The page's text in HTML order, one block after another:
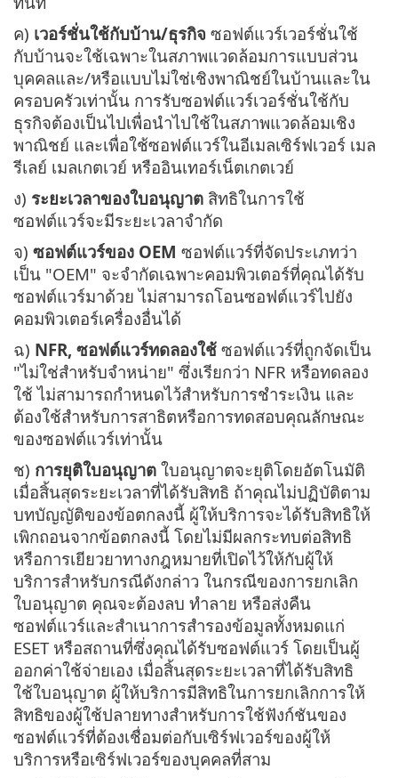
ค) เวอร์ชั่นใช้กับบ้าน/ธุรกิจ ซอฟต์แวร์เวอร์ชั่นใช้
กับบ้านจะใช้เฉพาะในสภาพแวดล้อมการแบบส่วน
บุคคลและ/หรือแบบไม่ใช่เชิงพาณิชย์ในบ้านและใน
ครอบครัวเท่านั้น การรับซอฟต์แวร์เวอร์ชั่นใช้กับ
ธุรกิจต้องเป็นไปเพื่อนำไปใช้ในสภาพแวดล้อมเชิง
พาณิชย์ และเพื่อใช้ซอฟต์แวร์ในอีเมลเซิร์ฟเวอร์ เมล
รีเลย์ เมลเกตเวย์ หรืออินเทอร์เน็ตเกตเวย์
ง) ระยะเวลาของใบอนุญาต สิทธิในการใช้
ซอฟต์แวร์จะมีระยะเวลาจำกัด
จ) ซอฟต์แวร์ของ OEM ซอฟต์แวร์ที่จัดประเภทว่า
เป็น "OEM" จะจำกัดเฉพาะคอมพิวเตอร์ที่คุณได้รับ
ซอฟต์แวร์มาด้วย ไม่สามารถโอนซอฟต์แวร์ไปยัง
คอมพิวเตอร์เครื่องอื่นได้
ฉ) NFR, ซอฟต์แวร์ทดลองใช้ ซอฟต์แวร์ที่ถูกจัดเป็น
"ไม่ใช่สำหรับจำหน่าย" ซึ่งเรียกว่า NFR หรือทดลอง
ใช้ ไม่สามารถกำหนดไว้สำหรับการชำระเงิน และ
ต้องใช้สำหรับการสาธิตหรือการทดสอบคุณลักษณะ
ของซอฟต์แวร์เท่านั้น
ช) การยุติใบอนุญาต ใบอนุญาตจะยุติโดยอัตโนมัติ
เมื่อสิ้นสุดระยะเวลาที่ได้รับสิทธิ ถ้าคุณไม่ปฏิบัติตาม
บทบัญญัติของข้อตกลงนี้ ผู้ให้บริการจะได้รับสิทธิให้
เพิกถอนจากข้อตกลงนี้ โดยไม่มีผลกระทบต่อสิทธิ
หรือการเยียวยาทางกฎหมายที่เปิดไว้ให้กับผู้ให้
บริการสำหรับกรณีดังกล่าว ในกรณีของการยกเลิก
ใบอนุญาต คุณจะต้องลบ ทำลาย หรือส่งคืน
ซอฟต์แวร์และสำเนาการสำรองข้อมูลทั้งหมดแก่
ESET หรือสถานที่ซึ่งคุณได้รับซอฟต์แวร์ โดยเป็นผู้
ออกค่าใช้จ่ายเอง เมื่อสิ้นสุดระยะเวลาที่ได้รับสิทธิ
ใช้ใบอนุญาต ผู้ให้บริการมีสิทธิในการยกเลิกการให้
สิทธิของผู้ใช้ปลายทางสำหรับการใช้ฟังก์ชันของ
ซอฟต์แวร์ที่ต้องเชื่อมต่อกับเซิร์ฟเวอร์ของผู้ให้
บริการหรือเซิร์ฟเวอร์ของบุคคลที่สาม